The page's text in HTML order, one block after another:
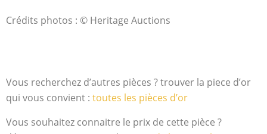
Crédits photos : © Heritage Auctions
Vous recherchez d’autres pièces ? trouver la piece d’or
qui vous convient : toutes les pièces d’or
Vous souhaitez connaitre le prix de cette pièce ?